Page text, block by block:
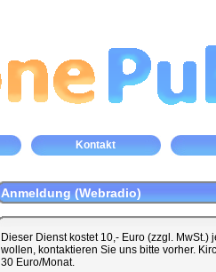
Kontakt
Anmeldung (Webradio)
Dieser Dienst kostet 10,- Euro (zzgl.
wollen, kontaktieren Sie uns bitte vorher.
30 Euro/Monat.